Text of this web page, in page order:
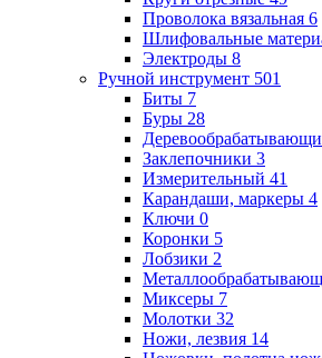
Проволока вязальная 6
Шлифовальные
Электроды 8
Ручной инструмент 501
Биты 7
Буры 28
Заклепочники 3
Измерительный 41
Карандаши, маркеры 4
Ключи 0
Коронки 5
Лобзики 2
Миксеры 7
Молотки 32
Ножи, лезвия 14